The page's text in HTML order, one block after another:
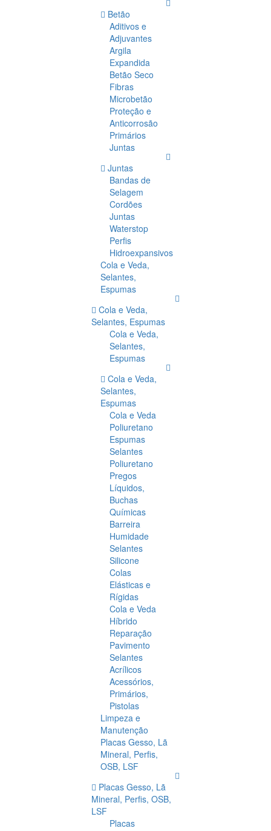
Betão
Aditivos e
Adjuvantes
Argila
Expandida
Betão Seco
Fibras
Microbetão
Proteção e
Anticorrosão
Primários
Juntas
Juntas
Bandas de
Selagem
Cordões
Juntas
Waterstop
Perfis
Hidroexpansivos
Cola e Veda,
Selantes,
Espumas
Cola e Veda,
Selantes, Espumas
Cola e Veda,
Selantes,
Espumas
Cola e Veda,
Selantes,
Espumas
Cola e Veda
Poliuretano
Espumas
Selantes
Poliuretano
Pregos
Líquidos,
Buchas
Químicas
Barreira
Humidade
Selantes
Silicone
Colas
Elásticas e
Rígidas
Cola e Veda
Híbrido
Reparação
Pavimento
Selantes
Acrílicos
Acessórios,
Primários,
Pistolas
Limpeza e
Manutenção
Placas Gesso, Lã
Mineral, Perfis,
OSB, LSF
Placas Gesso, Lã
Mineral, Perfis, OSB,
LSF
Placas